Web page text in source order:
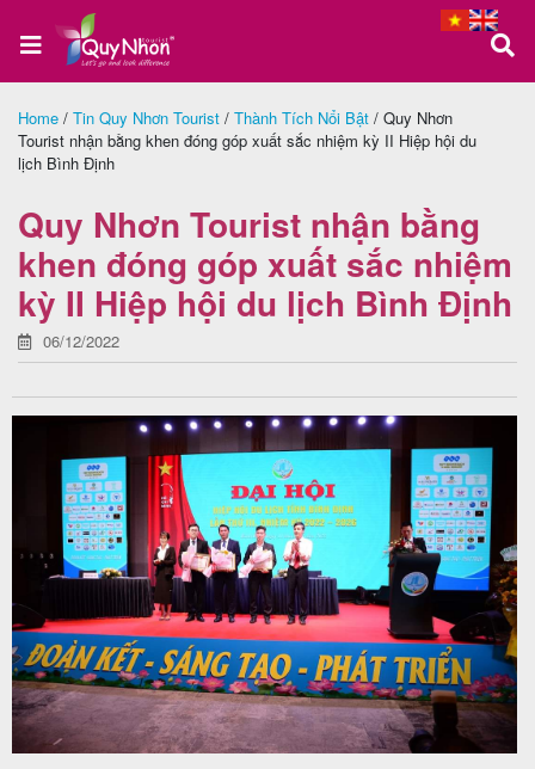
Trang
Tour
Quy
Nhơn
Tour
Tour
trong
nước
Home / Tin Quy Nhơn Tourist / Thành Tích Nổi Bật / Quy Nhơn
Tourist nhận bằng khen đóng góp xuất sắc nhiệm kỳ II Hiệp hội du
lịch Bình Định
Quy Nhơn Tourist nhận bằng
khen đóng góp xuất sắc nhiệm
kỳ II Hiệp hội du lịch Bình Định
06/12/2022